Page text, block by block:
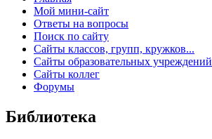
Мой мини-сайт
Ответы на вопросы
Поиск по сайту
Сайты классов, групп, кружков...
Сайты образовательных учреждений
Сайты коллег
Форумы
Библиотека